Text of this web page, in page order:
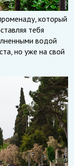
который
тебя
водой
но уже на свой